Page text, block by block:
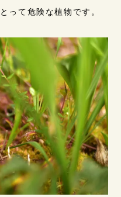
って危険な植物です。